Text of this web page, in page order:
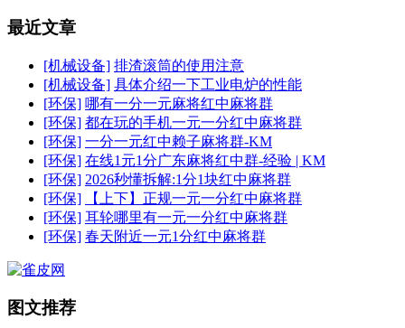
最近文章
[机械设备] 排渣滚筒的使用注意
[机械设备] 具体介绍一下工业电炉的性能
[环保] 哪有一分一元麻将红中麻将群
[环保] 都在玩的手机一元一分红中麻将群
[环保] 一分一元红中赖子麻将群-KM
[环保] 在线1元1分广东麻将红中群-经验 | KM
[环保] 2026秒懂拆解:1分1块红中麻将群
[环保]
【上下】正规一元一分红中麻将群
[环保] 耳轮哪里有一元一分红中麻将群
[环保] 春天附近一元1分红中麻将群
图文推荐